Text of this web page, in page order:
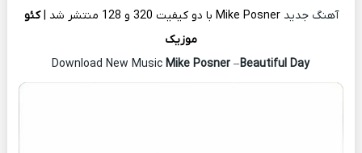
آهنگ جدیدMike Posner با دو کیفیت 320 و 128 منتشر شد |
کئو
موزیک
Download New Music
Mike Posner –Beautiful Day